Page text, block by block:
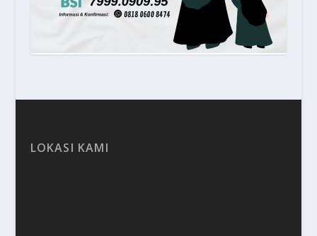
LOKASI KAMI